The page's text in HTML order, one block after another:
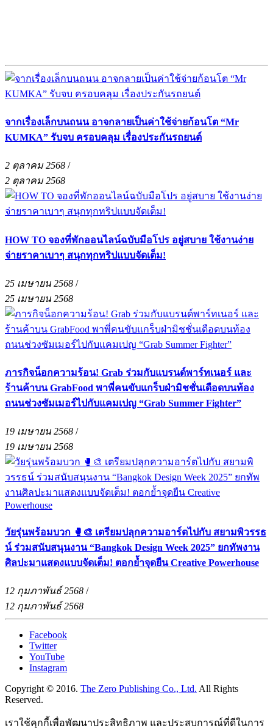
จากเรื่องเล็กบนถนน อาจกลายเป็นค่าใช้จ่ายก้อนโต “Mr
KUMKA” รับจบ ครอบคลุม เรื่องประกันรถยนต์
2 ตุลาคม 2568 /
2 ตุลาคม 2568
HOW TO จองที่พักออนไลน์ฉบับมือโปร อยู่สบาย ใช้งานง่าย
จ่ายราคาเบาๆ สนุกทุกทริปแบบจัดเต็ม!
25 เมษายน 2568 /
25 เมษายน 2568
ภารกิจน็อกความร้อน! Grab ร่วมกับแบรนด์พาร์ทเนอร์ และ
ร้านค้าบน GrabFood พาพี่คนขับแกร็บฝ่ามิชชั่นเดือดบนท้อง
ถนนช่วงซัมเมอร์ไปกับแคมเปญ “Grab Summer Fighter”
19 เมษายน 2568 /
19 เมษายน 2568
วัยรุ่นพร้อมบวก 🥊🎨 เตรียมปลุกความอาร์ตไปกับ สยามพิวรรธ
น์ ร่วมสนับสนุนงาน “Bangkok Design Week 2025” ยกทัพงาน
ศิลปะมาแสดงแบบจัดเต็ม! ตอกย้ำจุดยืน Creative Powerhouse
12 กุมภาพันธ์ 2568 /
12 กุมภาพันธ์ 2568
Facebook
Twitter
YouTube
Instagram
Copyright © 2016. The Zero Publishing Co., Ltd. All Rights
Reserved.
เราใช้คุกกี้เพื่อพัฒนาประสิทธิภาพ และประสบการณ์ที่ดีในการ